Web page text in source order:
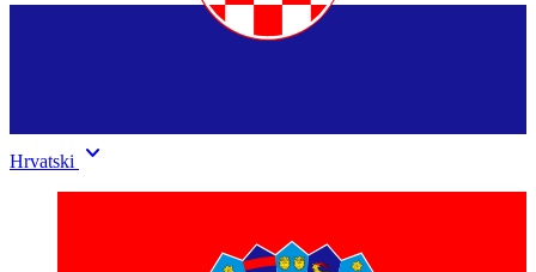
Hrvatski keyboard_arrow_down